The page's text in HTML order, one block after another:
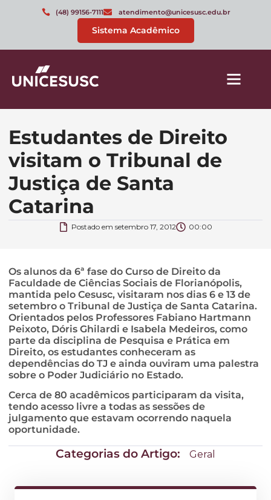
(48) 99156-7111 atendimento@unicesusc.edu.br
Sistema Acadêmico
Estudantes de Direito
visitam o Tribunal de
Justiça de Santa
Catarina
Postado em setembro 17, 2012 00:00
Os alunos da 6ª fase do Curso de Direito da
Faculdade de Ciências Sociais de Florianópolis,
mantida pelo Cesusc, visitaram nos dias 6 e 13 de
setembro o Tribunal de Justiça de Santa Catarina.
Orientados pelos Professores Fabiano Hartmann
Peixoto, Dóris Ghilardi e Isabela Medeiros, como
parte da disciplina de Pesquisa e Prática em
Direito, os estudantes conheceram as
dependências do TJ e ainda ouviram uma palestra
sobre o Poder Judiciário no Estado.
Cerca de 80 acadêmicos participaram da visita,
tendo acesso livre a todas as sessões de
julgamento que estavam ocorrendo naquela
oportunidade.
Categorias do Artigo: Geral